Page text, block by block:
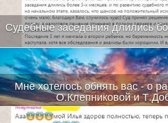
Судебные заседания длились
Мне хотелось обнять вас - о
О.Клепниковой и